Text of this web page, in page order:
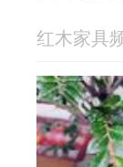
红木家具